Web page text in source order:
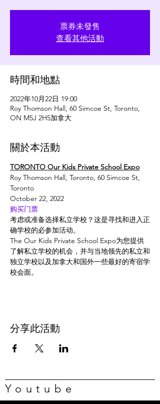
票券未發售
查看其他活動
時間和地點
2022年10月22日 19:00
Roy Thomson Hall, 60 Simcoe St, Toronto,
ON M5J 2H5加拿大
關於本活動
TORONTO Our Kids Private School Expo
Roy Thomson Hall, Toronto, 60 Simcoe St,
Toronto
October 22, 2022
购买门票
考虑或准备选择私立学校？这是寻找和进入正
确学校的必参加活动。
The Our Kids Private School Expo为您提供
了解私立学校的机会，并与当地领先的私立和
独立学校以及加拿大和国外一些最好的寄宿学
校会面。
分享此活動
Youtube